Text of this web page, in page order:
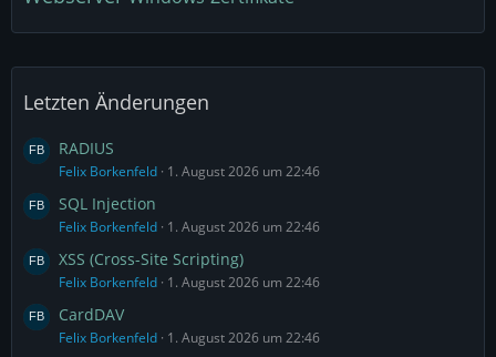
Letzten Änderungen
RADIUS
Felix Borkenfeld 1. August 2026 um 22:46
SQL Injection
Felix Borkenfeld 1. August 2026 um 22:46
XSS (Cross-Site Scripting)
Felix Borkenfeld 1. August 2026 um 22:46
CardDAV
Felix Borkenfeld 1. August 2026 um 22:46